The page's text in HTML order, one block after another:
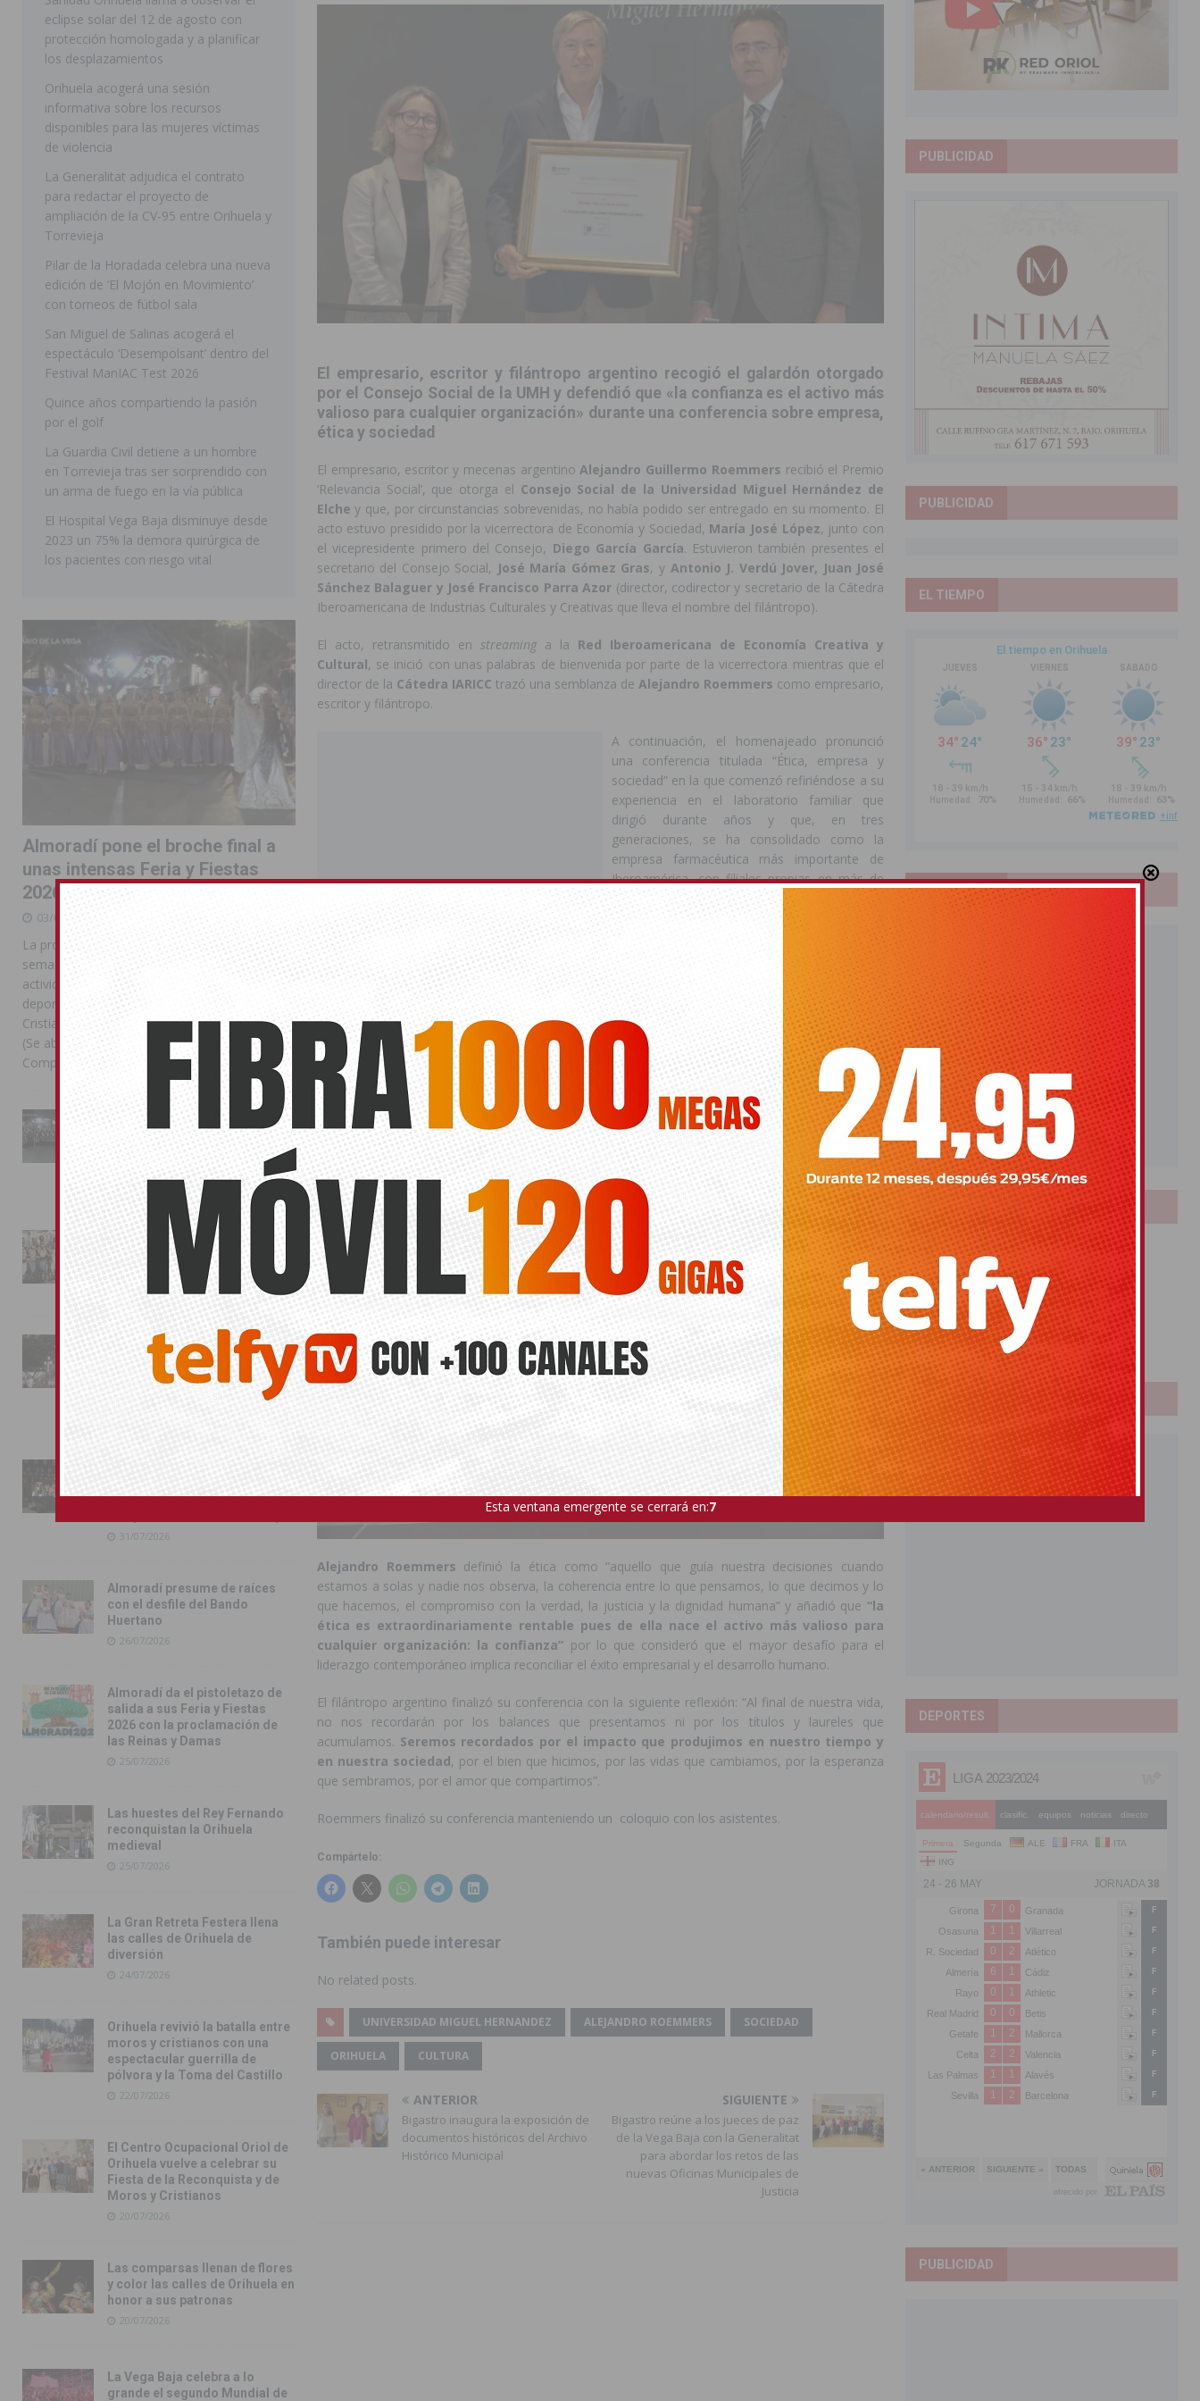
ORIHUELA
[ 05/08/2026 ]
La Policía Local de Rojales pone a disposición judicial a un conductor por conducir bajo los efectos del alcohol
ROJALES
[ 05/08/2026 ] Bigastro celebra hoy el tercer día de vaquillas dentro de sus Fiestas Patronales en honor a San Joaquín 2026
[ 05/08/2026 ] El pulso urbano de JC Reyes desembarca en Torrevieja de la mano de La Trend Festival
[ 04/08/2026 ] Incendio de matorrales en Albatera moviliza medios terrestres y aéreos
Los Montesinos clausura con éxito el curso de Monitor de Comedor Escolar, Aula Matinal y Ruta Escolar del
Programa Integra
MONTESINOS
[ 05/08/2026 ]
Orihuela ultima diferentes soluciones para garantizar la seguridad y la continuidad educativa del alumnado del
[ 05/08/2026 ] Torrevieja presenta su programación de finales de 2026 tras superar los 78.000 espectadores
Sanidad Orihuela llama a observar el eclipse solar del 12 de agosto con protección homologada y a planificar
los desplazamientos
[ 05/08/2026 ]
Orihuela acogerá una sesión informativa sobre los recursos disponibles para las mujeres víctimas de violencia
ORIHUELA
El empresario, escritor y filántropo argentino recogió el galardón otorgado
por el Consejo Social de la UMH y defendió que «la confianza es el activo más
valioso para cualquier organización» durante una conferencia sobre empresa,
ética y sociedad
El empresario, escritor y mecenas argentinoAlejandro Guillermo Roemmers recibió el Premio
‘Relevancia Social’, que otorga el Consejo Social de la Universidad Miguel Hernández de
Elche y que, por circunstancias sobrevenidas, no había podido ser entregado en su momento. El
acto estuvo presidido por la vicerrectora de Economía y Sociedad, María José López, junto con
el vicepresidente primero del Consejo, Diego García García. Estuvieron también presentes el
secretario del Consejo Social, José María Gómez Gras, y Antonio J. Verdú Jover, Juan José
Sánchez Balaguer y José Francisco Parra Azor (director, codirector y secretario de la Cátedra
Iberoamericana de Industrias Culturales y Creativas que lleva el nombre del filántropo).
El acto, retransmitido en streaming a la Red Iberoamericana de Economía Creativa y
Cultural, se inició con unas palabras de bienvenida por parte de la vicerrectora mientras que el
director de la Cátedra IARICC trazó una semblanza deAlejandro Roemmers como empresario,
escritor y filántropo.
A continuación, el homenajeado pronunció
una conferencia titulada “Ética, empresa y
sociedad” en la que comenzó refiriéndose a su
experiencia en el laboratorio familiar que
dirigió durante años y que, en tres
generaciones, se ha consolidado como la
empresa farmacéutica más importante de
Iberoamérica, con filiales propias en más de
veinte países y actividades que se extienden a
Europa y Oriente Medio.
Roemmers
que la empresa ocupa un
lugar nuclear en unos tiempos de
extraordinaria complejidad como los que vivimos, “unos espacios donde las personas aportan y
expanden sus talentos, construyen proyectos de vida, desarrollan vínculos y contribuyen al
progreso de sus sociedades y cuando hablamos de personas, hablamos de ética”. Tras recordar
que la rentabilidad de la empresa es indispensable para su supervivencia se preguntó si sólo
debemos pensar en ello y se contestó que
el éxito de una empresa no puede calcularse
exclusivamente por su resultados financieros, sino que debe considerarse también la
calidad de sus relaciones humanas, el bienestar que genera, el impacto que deja en las
comunidades donde actúa y el valor que aporta a la sociedad.
Alejandro Roemmers definió la ética como “aquello que guía nuestra decisiones cuando
estamos a solas y nadie nos observa, la coherencia entre lo que pensamos, lo que decimos y lo
que hacemos, el compromiso con la verdad, la justicia y la dignidad humana” y añadió que“la
ética es extraordinariamente rentable pues de ella nace el activo más valioso para
cualquier organización: la confianza” por lo que consideró que el mayor desafío para el
liderazgo contemporáneo implica reconciliar el éxito empresarial y el desarrollo humano.
El filántropo argentino finalizó su conferencia con la siguiente reflexión: “Al final de nuestra vida,
no nos recordarán por los balances que presentamos ni por los títulos y laureles que
acumulamos. Seremos recordados por el impacto que produjimos en nuestro tiempo y
en nuestra sociedad, por el bien que hicimos, por las vidas que cambiamos, por la esperanza
que sembramos, por el amor que compartimos”.
Roemmers finalizó su conferencia manteniendo un coloquio con los asistentes.
Compártelo:
También puede interesar
No related posts.
UNIVERSIDAD MIGUEL HERNANDEZ ALEJANDRO ROEMMERS SOCIEDAD
ORIHUELA CULTURA
ANTERIOR
Bigastro inaugura la exposición de
documentos históricos del Archivo
Histórico Municipal
SIGUIENTE
Bigastro reúne a los jueces de paz
de la Vega Baja con la Generalitat
para abordar los retos de las
nuevas Oficinas Municipales de
Justicia
eclipse solar del 12 de agosto con
protección homologada y a planificar
los desplazamientos
Orihuela acogerá una sesión
informativa sobre los recursos
disponibles para las mujeres víctimas
de violencia
La Generalitat adjudica el contrato
para redactar el proyecto de
ampliación de la CV-95 entre Orihuela y
Torrevieja
Pilar de la Horadada celebra una nueva
edición de ‘El Mojón en Movimiento’
con torneos de fútbol sala
San Miguel de Salinas acogerá el
espectáculo ‘Desempolsant’ dentro del
Festival ManIAC Test 2026
Quince años compartiendo la pasión
por el golf
La Guardia Civil detiene a un hombre
en Torrevieja tras ser sorprendido con
un arma de fuego en la vía pública
El Hospital Vega Baja disminuye desde
2023 un 75% la demora quirúrgica de
los pacientes con riesgo vital
Almoradí pone el broche final a
unas intensas Feria y Fiestas
2026
03/08/2026
La programación reunió durante más de una
semana actos institucionales, conciertos,
actividades familiares, competiciones
deportivas y las celebraciones de Moros y
Cristianos Compártelo: Comparte en Facebook
(Se abre en una ventana nueva) Facebook
Compartir en
La Entrada Cristiana llena de
esplendor las calles de
Almoradí en una multitudinaria
jornada festera
02/08/2026
La magia de la Entrada Mora
conquista las calles de
Almoradí
01/08/2026
La fiesta se adueña de
Almoradí con la presentación
de los cargos festeros y la
toma del castillo
31/07/2026
Pilar de la Horadada
conmemora con emoción el
40º aniversario de su
31/07/2026
Almoradí presume de raíces
con el desfile del Bando
Huertano
26/07/2026
Almoradí da el pistoletazo de
salida a sus Feria y Fiestas
2026 con la proclamación de
las Reinas y Damas
25/07/2026
Las huestes del Rey Fernando
reconquistan la Orihuela
medieval
25/07/2026
La Gran Retreta Festera llena
las calles de Orihuela de
diversión
24/07/2026
Orihuela revivió la batalla entre
moros y cristianos con una
espectacular guerrilla de
pólvora y la Toma del Castillo
22/07/2026
El Centro Ocupacional Oriol de
Orihuela vuelve a celebrar su
Fiesta de la Reconquista y de
Moros y Cristianos
20/07/2026
Las comparsas llenan de flores
y color las calles de Orihuela en
honor a sus patronas
20/07/2026
La Vega Baja celebra a lo
grande el segundo Mundial de
PUBLICIDAD
PUBLICIDAD
EL TIEMPO
PUBLICIDAD
LOTERIAS
Bonoloto
Primitiva
El Gordo
Euromillones
Loteria
Once
PUBLICIDAD
DEPORTES
PUBLICIDAD
Esta ventana emergente se cerrará en:5